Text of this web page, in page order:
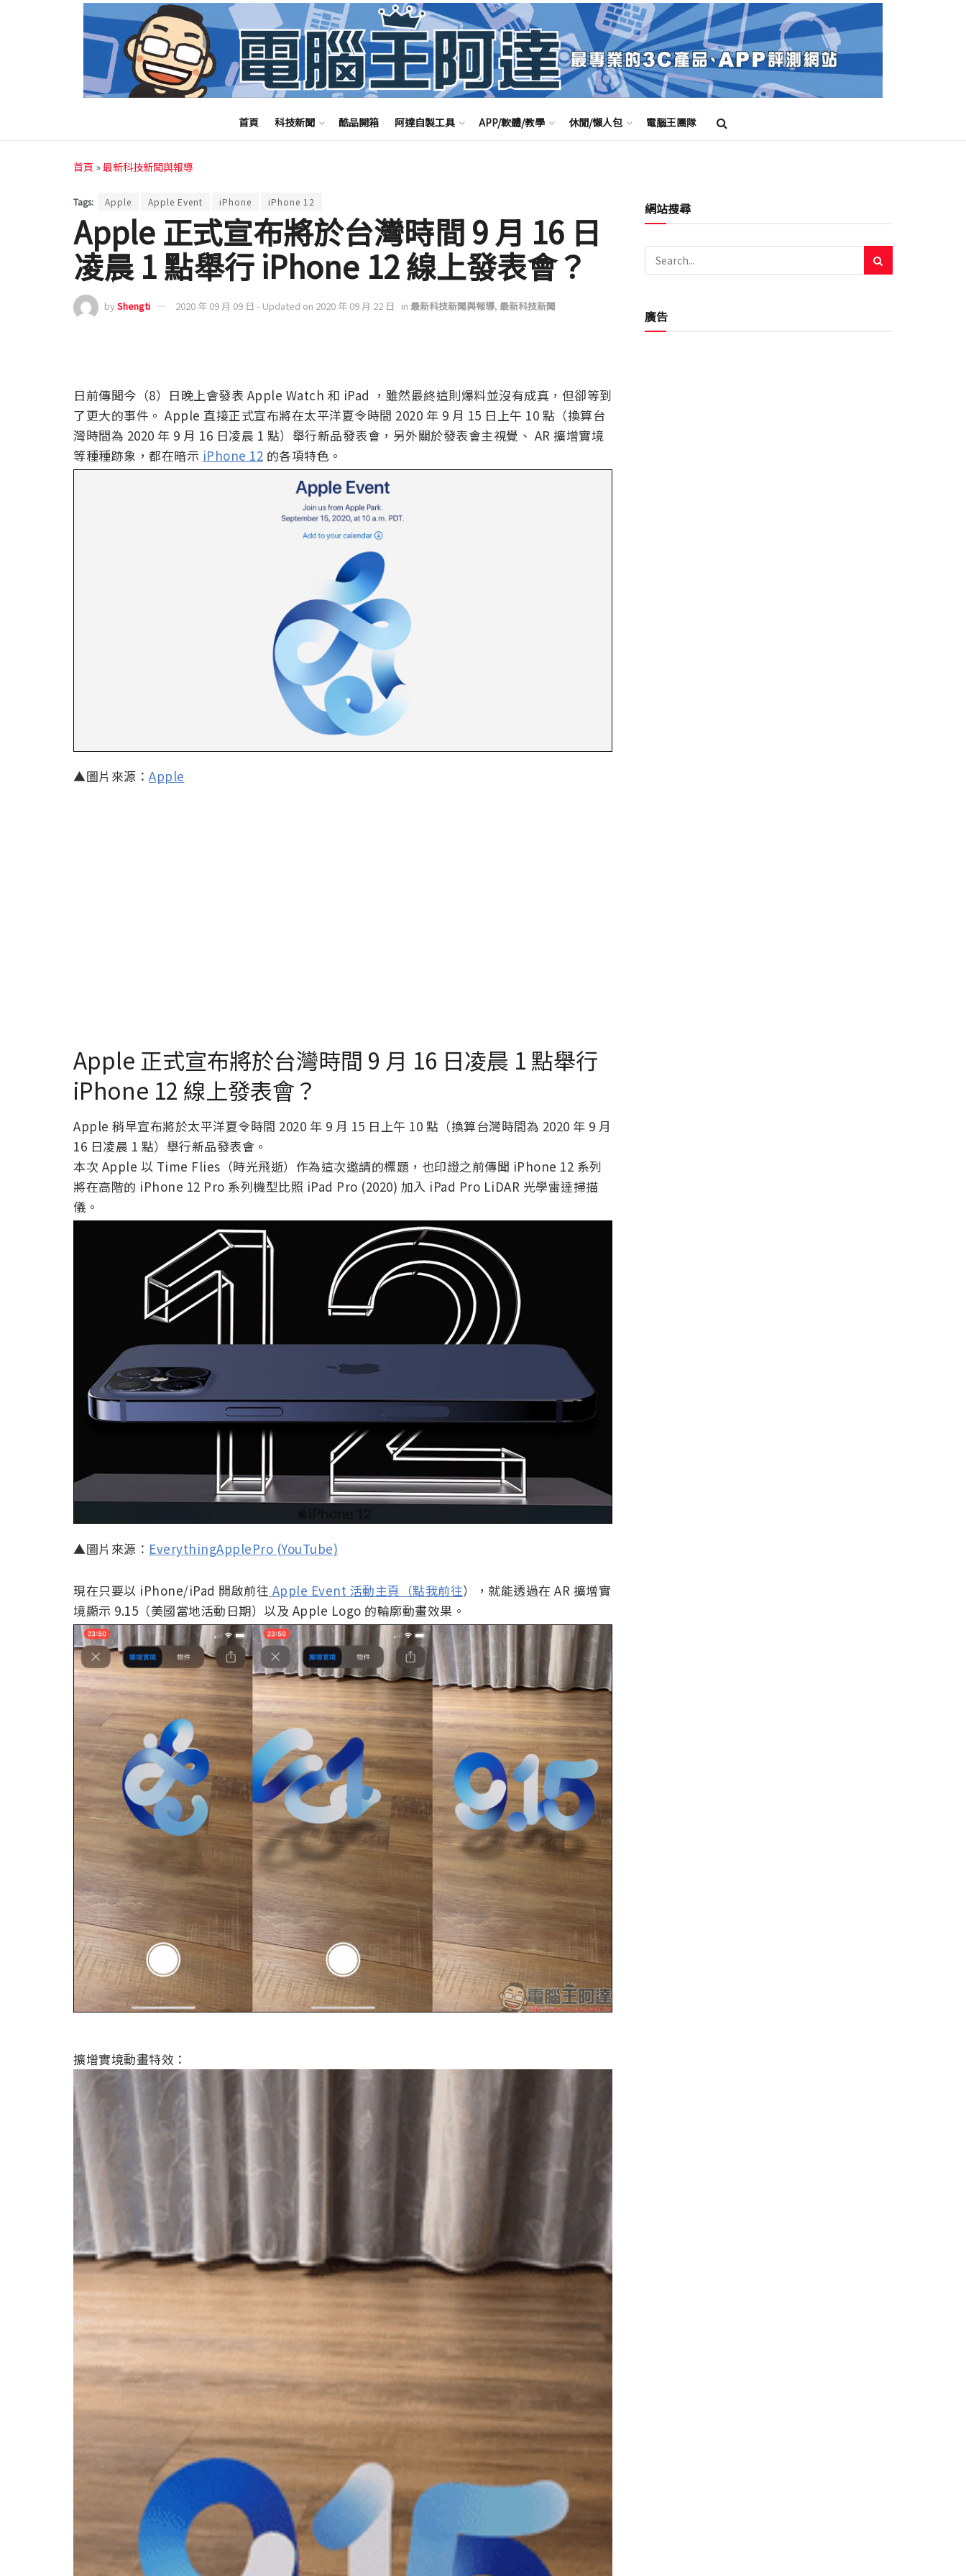
首頁 科技新聞 酷品開箱 阿達自製工具 APP/軟體/教學 休閒/懶人包 電腦王團隊
首頁 »最新科技新聞與報導
Tags: Apple Apple Event iPhone iPhone 12
Apple 正式宣布將於台灣時間 9 月 16 日
凌晨 1 點舉行 iPhone 12 線上發表會？
byShengti 2020 年 09 月 09 日 - Updated on 2020 年 09 月 22 日 in 最新科技新聞與報導, 最新科技新聞
日前傳聞今（8）日晚上會發表 Apple Watch 和 iPad ，雖然最終這則爆料並沒有成真，但卻等到
了更大的事件。 Apple 直接正式宣布將在太平洋夏令時間 2020 年 9 月 15 日上午 10 點（換算台
灣時間為 2020 年 9 月 16 日凌晨 1 點）舉行新品發表會，另外關於發表會主視覺、 AR 擴增實境
等種種跡象，都在暗示 iPhone 12 的各項特色。
▲圖片來源： Apple
Apple 正式宣布將於台灣時間 9 月 16 日凌晨 1 點舉行
iPhone 12 線上發表會？
Apple 稍早宣布將於太平洋夏令時間 2020 年 9 月 15 日上午 10 點（換算台灣時間為 2020 年 9 月
16 日凌晨 1 點）舉行新品發表會。
本次 Apple 以 Time Flies（時光飛逝）作為這次邀請的標題，也印證之前傳聞 iPhone 12 系列
將在高階的 iPhone 12 Pro 系列機型比照 iPad Pro (2020) 加入 iPad Pro LiDAR 光學雷達掃描
儀。
▲圖片來源： EverythingApplePro (YouTube)
現在只要以 iPhone/iPad 開啟前往 Apple Event 活動主頁（點我前往），就能透過在 AR 擴增實
境顯示 9.15（美國當地活動日期）以及 Apple Logo 的輪廓動畫效果。
擴增實境動畫特效：
網站搜尋
廣告